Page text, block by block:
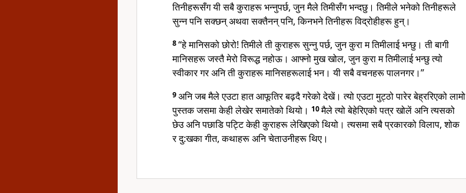
तिनीहरूसँग यी सबै कुराहरू भन्नुपर्छ, जुन मैले तिमीसँग भन्दछु। तिमीले भनेको तिनीहरूले
सुन्न पनि सक्छन् अथवा सक्तैनन् पनि, किनभने तिनीहरू विद्रोहीहरू हुन्।
8“हे मानिसको छोरो! तिमीले ती कुराहरू सुन्नु पर्छ, जुन कुरा म तिमीलाई भन्छु। ती बागी
मानिसहरू जस्तै मेरो विरूद्ध नहोऊ। आफ्नो मुख खोल, जुन कुरा म तिमीलाई भन्छु त्यो
स्वीकार गर अनि ती कुराहरू मानिसहरूलाई भन। यी सबै वचनहरू पालनगर।”
9अनि जब मैले एउटा हात आफूतिर बढ़दै गरेको देखें। त्यो एउटा मुट्ठो पारेर बेह्ररिएको लामो
पुस्तक जसमा केही लेखेर समातेको थियो। 10मैले त्यो बेहेरिएको पत्र खोलें अनि त्यसको
छेउ अनि पछाडि पट्टि केही कुराहरू लेखिएको थियो। त्यसमा सबै प्रकारको विलाप, शोक
र दु:खका गीत, कथाहरू अनि चेताउनीहरू थिए।